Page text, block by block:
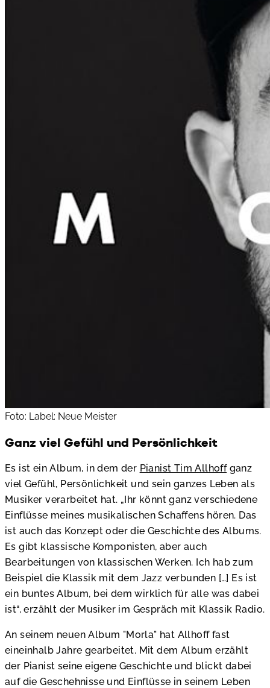
Foto: Label: Neue Meister
Ganz viel Gefühl und Persönlichkeit
Es ist ein Album, in dem der Pianist Tim Allhoffganz
viel Gefühl, Persönlichkeit und sein ganzes Leben als
Musiker verarbeitet hat. „Ihr könnt ganz verschiedene
Einflüsse meines musikalischen Schaffens hören. Das
ist auch das Konzept oder die Geschichte des Albums.
Es gibt klassische Komponisten, aber auch
Bearbeitungen von klassischen Werken. Ich hab zum
Beispiel die Klassik mit dem Jazz verbunden […] Es ist
ein buntes Album, bei dem wirklich für alle was dabei
ist“, erzählt der Musiker im Gespräch mit Klassik Radio.
An seinem neuen Album "Morla" hat Allhoff fast
eineinhalb Jahre gearbeitet. Mit dem Album erzählt
der Pianist seine eigene Geschichte und blickt dabei
auf die Geschehnisse und Einflüsse in seinem Leben